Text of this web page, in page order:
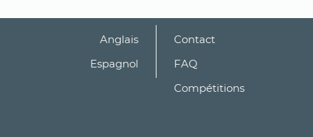
Anglais
Espagnol
Contact
FAQ
Compétitions